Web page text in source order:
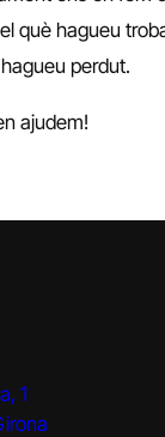
què hagueu
perdut.
ajudem!
1